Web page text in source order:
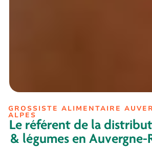
GROSSISTE ALIMENTAIRE
ALPES
Le référent de la
& légumes en Auvergne-